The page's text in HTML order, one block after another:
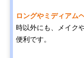
ロングやミディアム
時以外にも、メイク
便利です。